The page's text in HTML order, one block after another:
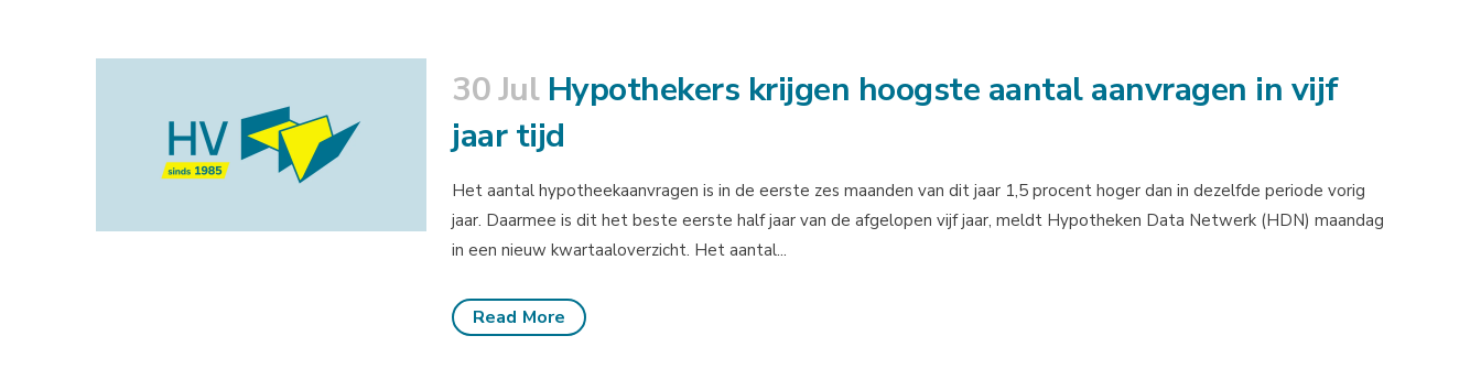
30 Jul Hypothekers krijgen hoogste aantal aanvragen in vijf
jaar tijd
Het aantal hypotheekaanvragen is in de eerste zes maanden van dit jaar 1,5 procent hoger dan in dezelfde periode vorig
jaar. Daarmee is dit het beste eerste half jaar van de afgelopen vijf jaar, meldt Hypotheken Data Netwerk (HDN) maandag
in een nieuw kwartaaloverzicht. Het aantal...
Read More